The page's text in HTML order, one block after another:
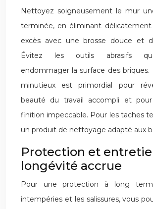
Nettoyez soigneusement le mur
terminée, en éliminant
excès avec une brosse douce et
Évitez les outils abrasifs
endommager la surface des
minutieux est primordial pour
beauté du travail accompli et
finition impeccable. Pour les taches
un produit de nettoyage adapté aux
Protection et
longévité accrue
Pour une protection à long
intempéries et les salissures, vous